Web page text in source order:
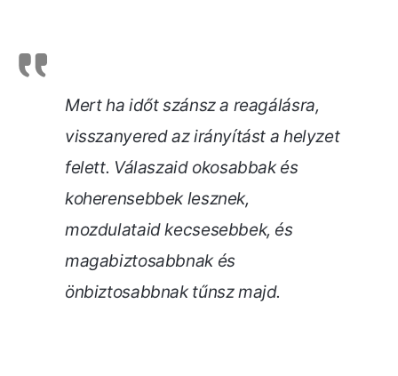
Mert ha időt szánsz a reagálásra,
visszanyered az irányítást a helyzet
felett. Válaszaid okosabbak és
koherensebbek lesznek,
mozdulataid kecsesebbek, és
magabiztosabbnak és
önbiztosabbnak tűnsz majd.